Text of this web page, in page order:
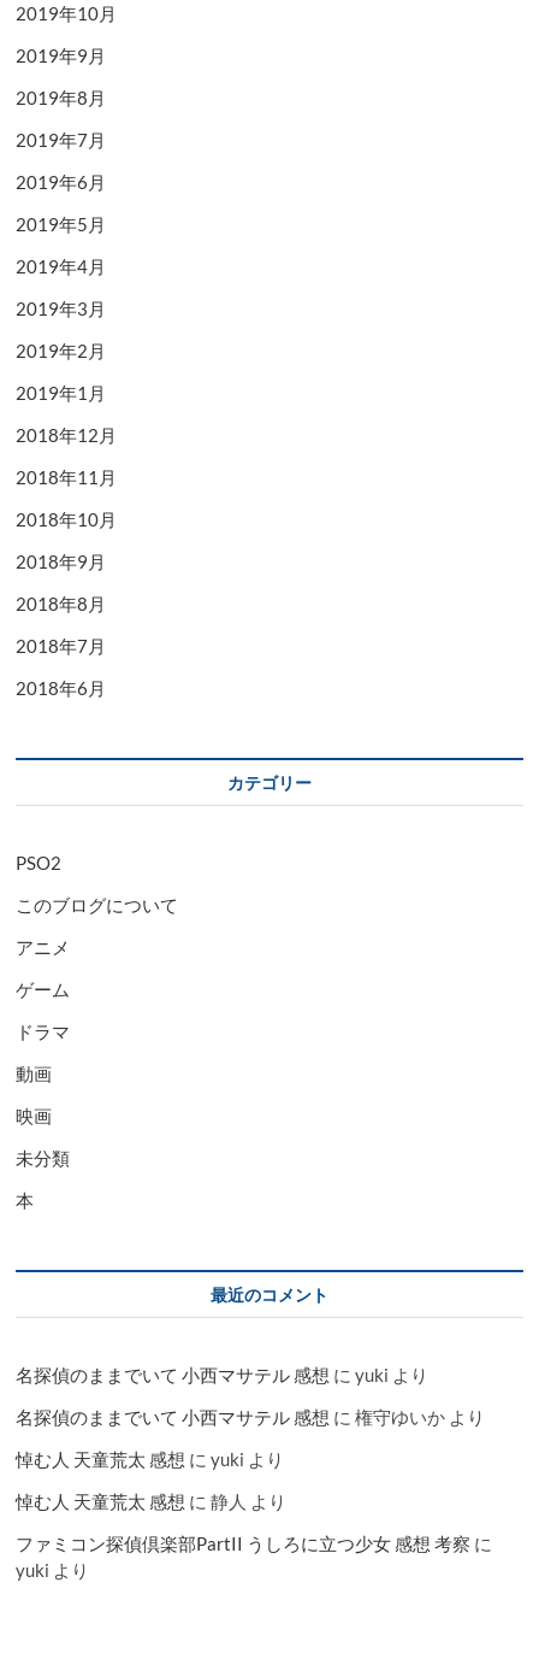
2019年10月
2019年9月
2019年8月
2019年7月
2019年6月
2019年5月
2019年4月
2019年3月
2019年2月
2019年1月
2018年12月
2018年11月
2018年10月
2018年9月
2018年8月
2018年7月
2018年6月
カテゴリー
PSO2
このブログについて
アニメ
ゲーム
ドラマ
動画
映画
未分類
本
最近のコメント
名探偵のままでいて 小西マサテル 感想 にyuki より
名探偵のままでいて 小西マサテル 感想 に権守ゆいか より
悼む人 天童荒太 感想 にyuki より
悼む人 天童荒太 感想 に静人 より
ファミコン探偵倶楽部PartII うしろに立つ少女 感想 考察 に
yuki より